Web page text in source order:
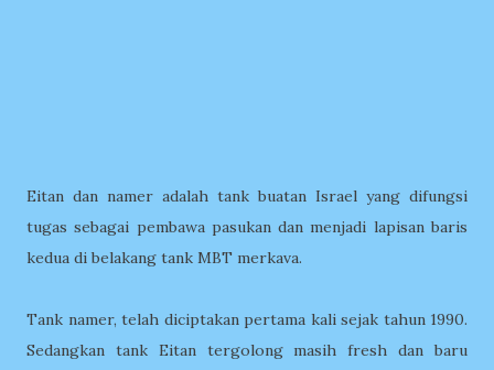
Eitan dan namer adalah tank buatan Israel yang difungsi
tugas sebagai pembawa pasukan dan menjadi lapisan baris
kedua di belakang tank MBT merkava.
Tank namer, telah diciptakan pertama kali sejak tahun 1990.
Sedangkan tank Eitan tergolong masih fresh dan baru